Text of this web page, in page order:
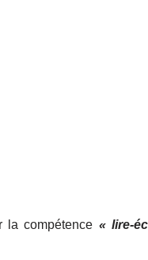
la compétence « lire-